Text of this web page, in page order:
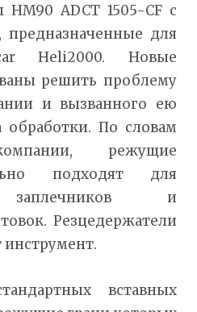
ADCT 1505-CF с
предназначенные для
Heli2000. Новые
решить проблему
и вызванного ею
обработки. По словам
режущие
подходят для
заплечников и
Резцедержатели
вставных